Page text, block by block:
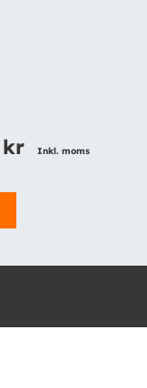
kr Inkl. moms